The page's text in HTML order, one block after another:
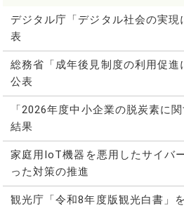
デジタル庁「デジタル社会の実
表
総務省「成年後見制度の利用促進
公表
「2026年度中小企業の脱炭素に
結果
家庭用IoT機器を悪用したサイバ
った対策の推進
観光庁「令和8年度版観光白書」